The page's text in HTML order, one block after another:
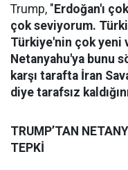
Trump, "Erdoğan'ı
çok seviyorum.
Türkiye'nin çok yeni
Netanyahu'ya bunu
karşı tarafta İran
diye tarafsız
TRUMP’TAN
TEPKİ